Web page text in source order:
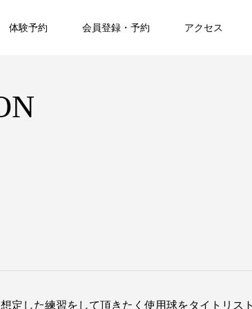
体験予約 会員登録・予約 アクセス
定した練習をして頂きたく使用球をタイトリス